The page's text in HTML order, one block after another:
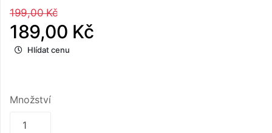
199,00 Kč
189,00 Kč
Hlídat cenu
Množství